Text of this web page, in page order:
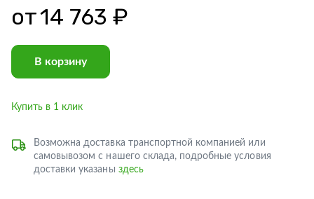
от14 763 ₽
В корзину
Купить в 1 клик
Возможна доставка транспортной компанией или
самовывозом с нашего склада, подробные условия
доставки указаны здесь